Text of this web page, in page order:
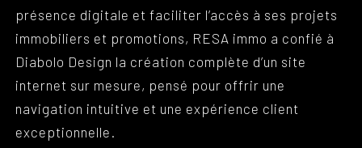
présence digitale et faciliter l’accès à ses projets
immobiliers et promotions, RESA immo a confié à
Diabolo Design la création complète d’un site
internet sur mesure, pensé pour offrir une
navigation intuitive et une expérience client
exceptionnelle.